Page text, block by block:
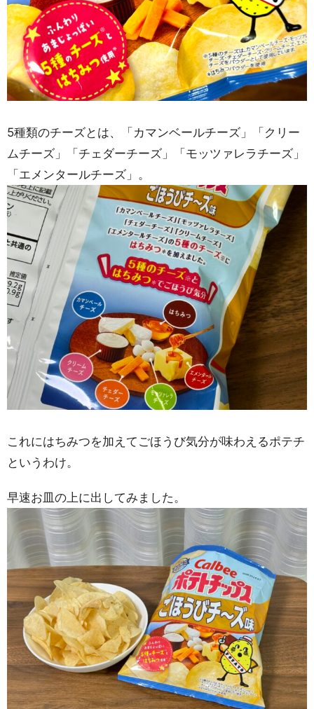
5種類のチーズとは、「カマンベールチーズ」「クリー
ムチーズ」「チェダーチーズ」「モッツァレラチーズ」
「エメンタールチーズ」。
これにはちみつを加えてごほうび気分が味わえるポテチ
というわけ。
早速お皿の上に出してみました。